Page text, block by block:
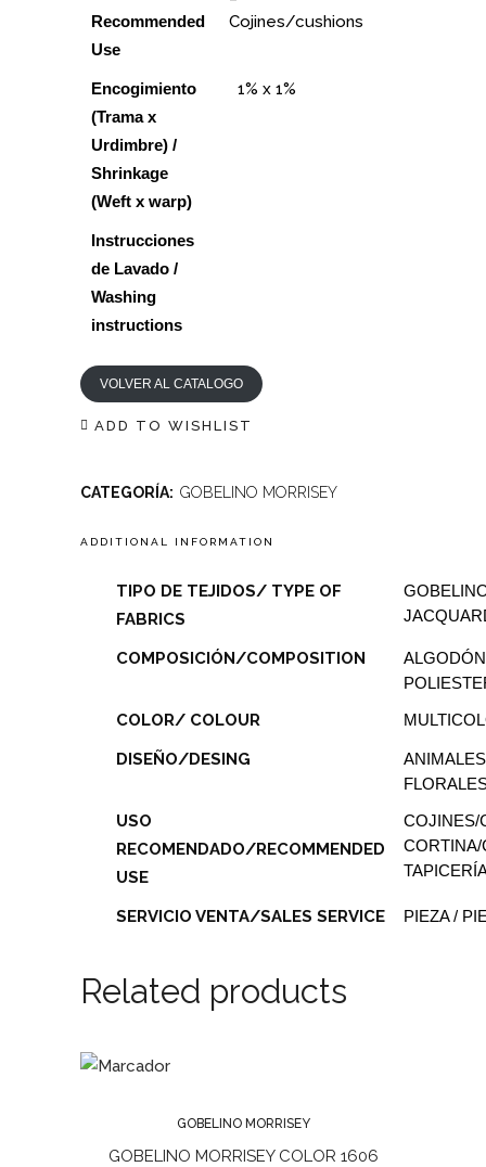
Recommended
Use
Cojines/cushions
Encogimiento
(Trama x
Urdimbre) /
Shrinkage
(Weft x warp)
1% x 1%
Instrucciones
de Lavado /
Washing
instructions
VOLVER AL CATALOGO
ADD TO WISHLIST
CATEGORÍA: GOBELINO MORRISEY
ADDITIONAL INFORMATION
TIPO DE TEJIDOS/ TYPE OF
FABRICS
COMPOSICIÓN/COMPOSITION
COLOR/ COLOUR
DISEÑO/DESING
USO
RECOMENDADO/RECOMMENDED
USE
COJINES/
CORTINA/
SERVICIO VENTA/SALES SERVICE PIEZA /
Related products
GOBELINO MORRISEY
GOBELINO MORRISEY COLOR 1606